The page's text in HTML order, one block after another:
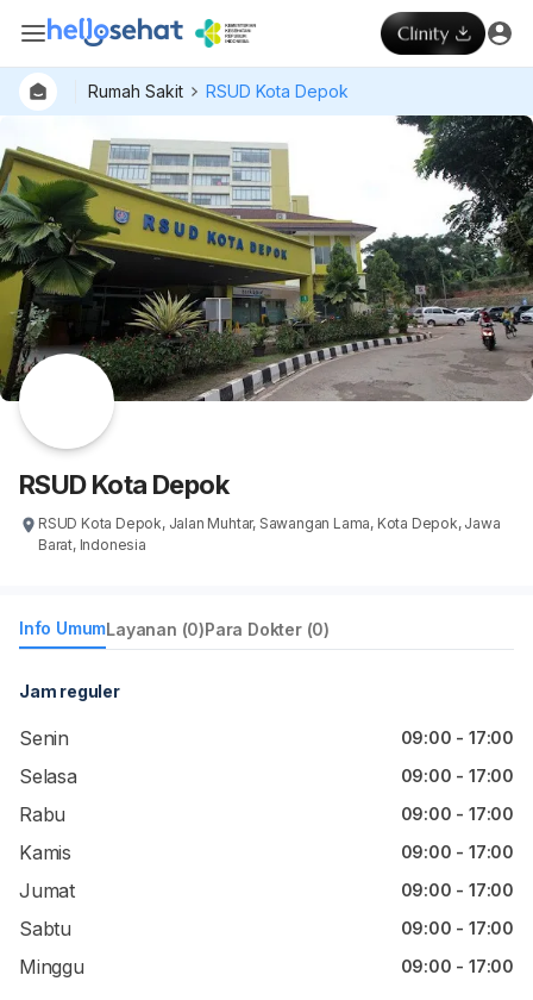
Rumah Sakit RSUD Kota Depok
RSUD Kota Depok
RSUD Kota Depok, Jalan Muhtar, Sawangan Lama, Kota Depok, Jawa
Barat, Indonesia
Info UmumLayanan (0)Para Dokter (0)
Jam reguler
Senin 09:00 - 17:00
Selasa 09:00 - 17:00
Rabu 09:00 - 17:00
Kamis 09:00 - 17:00
Jumat 09:00 - 17:00
Sabtu 09:00 - 17:00
Minggu 09:00 - 17:00